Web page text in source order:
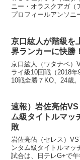
ニー・オラスクアガ（
プロフィールアンソニ
京口紘人が階級を
界ランカーに快勝
京口紘人（ワタナベ）
ライ級10回戦（2018
10戦全勝７KO、24歳
速報）岩佐亮佑
ム級タイトルマ
敗
岩佐亮佑（セレス）
ンタム級タイトルマッ
試合は、日テレG+で